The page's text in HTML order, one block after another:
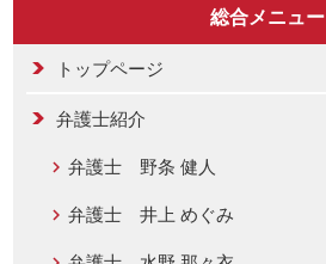
総合メニュー
トップページ
弁護士紹介
弁護士 野条 健人
弁護士 井上 めぐみ